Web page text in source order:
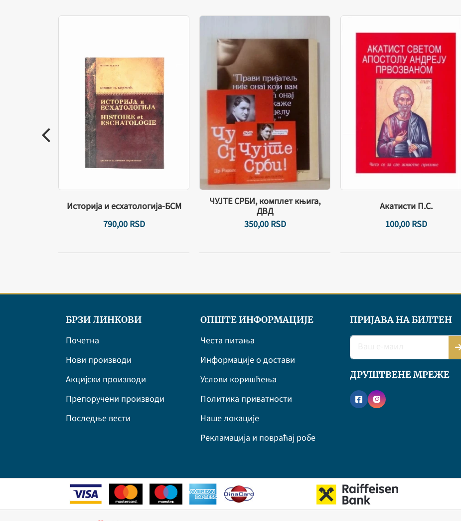
Историја и есхатологија-БСМ
790,00 RSD
ЧУЈТЕ СРБИ, комплет књига,
ДВД
350,00 RSD
Акатисти П.С.
100,00 RSD
БРЗИ ЛИНКОВИ
Почетна
Нови производи
Акцијски производи
Препоручени производи
Последње вести
ОПШТЕ ИНФОРМАЦИЈЕ
Честа питања
Информације о достави
Услови коришћења
Политика приватности
Наше локације
Рекламација и повраћај робе
ПРИЈАВА НА БИЛТЕН
ДРУШТВЕНЕ МРЕЖЕ